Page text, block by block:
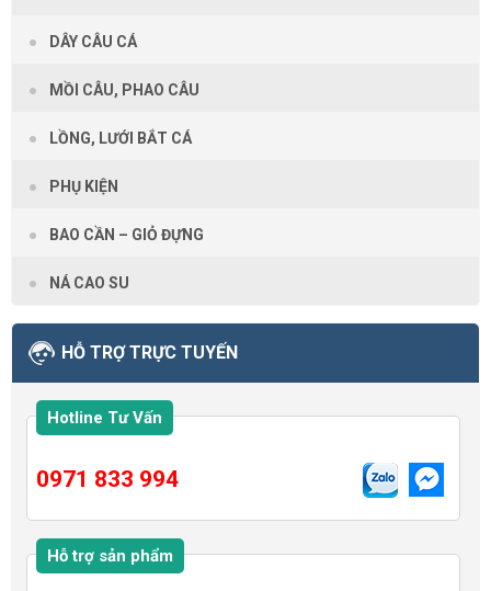
DÂY CÂU CÁ
MỒI CÂU, PHAO CÂU
LỒNG, LƯỚI BẮT CÁ
PHỤ KIỆN
BAO CẦN – GIỎ ĐỰNG
NÁ CAO SU
HỖ TRỢ TRỰC TUYẾN
Hotline Tư Vấn
0971 833 994
Hỗ trợ sản phẩm